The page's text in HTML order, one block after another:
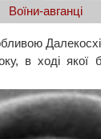
Воїни-авганці
в ході якої